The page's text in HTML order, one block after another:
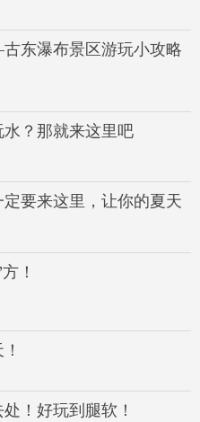
东瀑布景区游玩小攻略
？那就来这里吧
要来这里，让你的夏天
！
！好玩到腿软！